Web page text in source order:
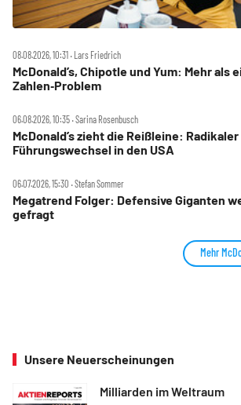
08.08.2026, 10:31 ‧ Lars Friedrich
McDonald’s, Chipotle und Yum: Mehr als
Zahlen‑Problem
06.08.2026, 10:35 ‧ Sarina Rosenbusch
McDonald’s zieht die Reißleine: Radikaler
Führungswechsel in den USA
06.07.2026, 15:30 ‧ Stefan Sommer
Megatrend Folger: Defensive Giganten
gefragt
Mehr
Unsere Neuerscheinungen
Milliarden im Weltraum